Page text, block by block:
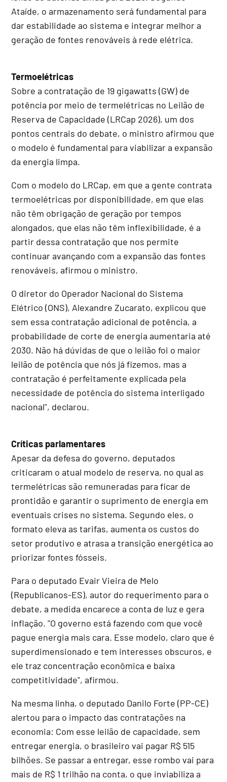
Ataíde, o armazenamento será fundamental para
dar estabilidade ao sistema e integrar melhor a
geração de fontes renováveis à rede elétrica.
Termoelétricas
Sobre a contratação de 19 gigawatts (GW) de
potência por meio de termelétricas no Leilão de
Reserva de Capacidade (LRCap 2026), um dos
pontos centrais do debate, o ministro afirmou que
o modelo é fundamental para viabilizar a expansão
da energia limpa.
Com o modelo do LRCap, em que a gente contrata
termoelétricas por disponibilidade, em que elas
não têm obrigação de geração por tempos
alongados, que elas não têm inflexibilidade, é a
partir dessa contratação que nos permite
continuar avançando com a expansão das fontes
renováveis, afirmou o ministro.
O diretor do Operador Nacional do Sistema
Elétrico (ONS), Alexandre Zucarato, explicou que
sem essa contratação adicional de potência, a
probabilidade de corte de energia aumentaria até
2030. Não há dúvidas de que o leilão foi o maior
leilão de potência que nós já fizemos, mas a
contratação é perfeitamente explicada pela
necessidade de potência do sistema interligado
nacional", declarou.
Críticas parlamentares
Apesar da defesa do governo, deputados
criticaram o atual modelo de reserva, no qual as
termelétricas são remuneradas para ficar de
prontidão e garantir o suprimento de energia em
eventuais crises no sistema. Segundo eles, o
formato eleva as tarifas, aumenta os custos do
setor produtivo e atrasa a transição energética ao
priorizar fontes fósseis.
Para o deputado Evair Vieira de Melo
(Republicanos-ES), autor do requerimento para o
debate, a medida encarece a conta de luz e gera
inflação. "O governo está fazendo com que você
pague energia mais cara. Esse modelo, claro que é
superdimensionado e tem interesses obscuros, e
ele traz concentração econômica e baixa
competitividade", afirmou.
Na mesma linha, o deputado Danilo Forte (PP-CE)
alertou para o impacto das contratações na
economia: Com esse leilão de capacidade, sem
entregar energia, o brasileiro vai pagar R$ 515
bilhões. Se passar a entregar, esse rombo vai para
mais de R$ 1 trilhão na conta, o que inviabiliza a